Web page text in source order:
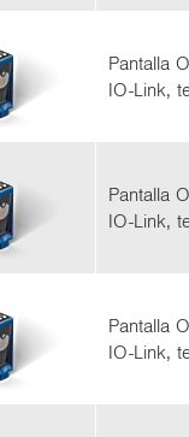
Pan­ta­lla
IO-​Link,
Pan­ta­lla
IO-​Link,
Pan­ta­lla
IO-​Link,